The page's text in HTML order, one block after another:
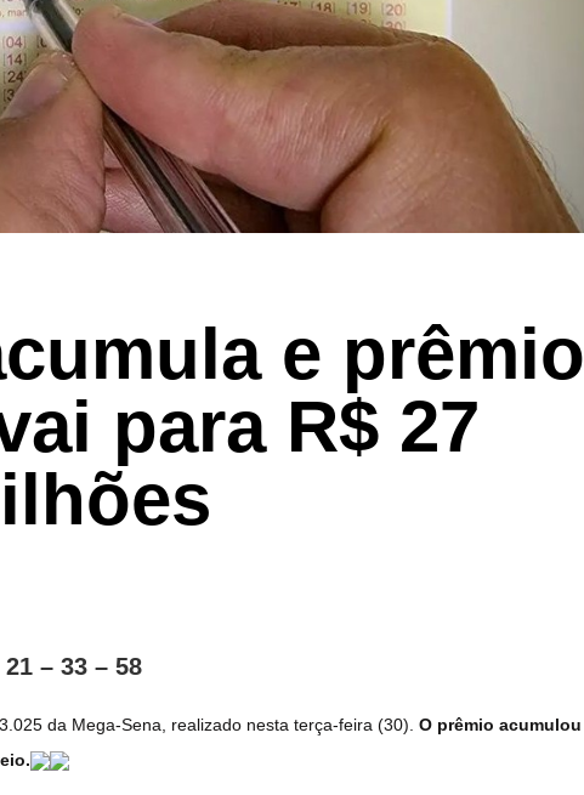
e prêmio
para R$ 27
– 33 – 58
da Mega-Sena, realizado nesta terça-feira (30). O prêmio acumulou